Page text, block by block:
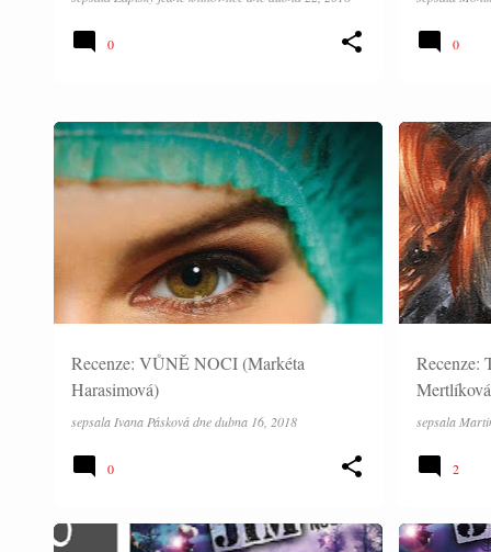
0 0
Recenze: VŮNĚ NOCI (Markéta
Harasimová)
sepsala Ivana Pásková dnedubna 16, 2018
RECENZE
0
sepsala
RECENZE
2